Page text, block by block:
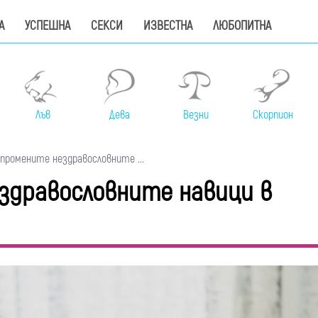
УСПЕШНА СЕКСИ ИЗВЕСТНА ЛЮБОПИТНА
Лъв Дева Везни Скорпион
нездравословните ...
навици в